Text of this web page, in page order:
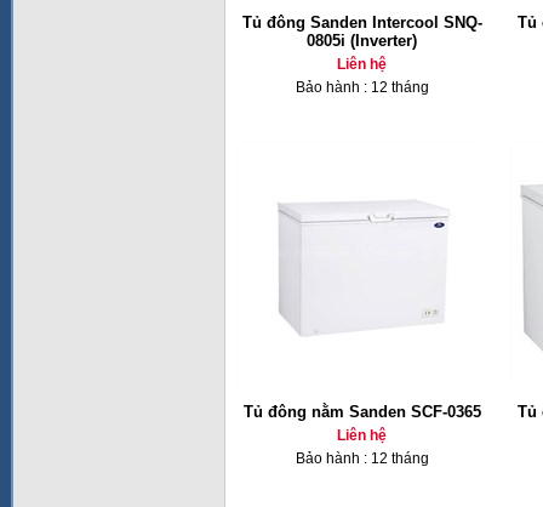
Tủ đông Sanden Intercool SNQ-
0805i (Inverter)
Liên hệ
Bảo hành : 12 tháng
Tủ
Tủ đông nằm Sanden SCF-0365
Liên hệ
Bảo hành : 12 tháng
Tủ